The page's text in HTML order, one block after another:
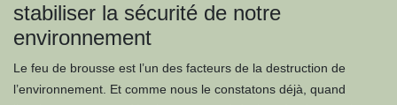
stabiliser la sécurité de notre
environnement
Le feu de brousse est l’un des facteurs de la destruction de
l’environnement. Et comme nous le constatons déjà, quand